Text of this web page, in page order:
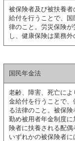
被保険者及び被扶養
給付を行うことで、
律のこと。労災保険
し、健康保険は業務
国民年金法
老齢、障害、死亡に
金給付を行うことで
る法律のこと。被保
勤め被用者年金制度
険者に扶養される配
いずれかの被保険者